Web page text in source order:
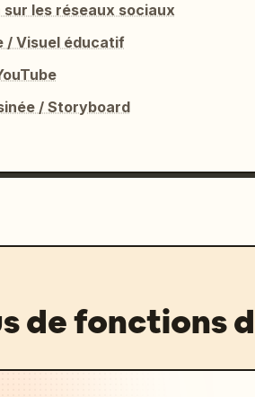
sur les réseaux sociaux
/ Visuel éducatif
/ Storyboard
de fonctions